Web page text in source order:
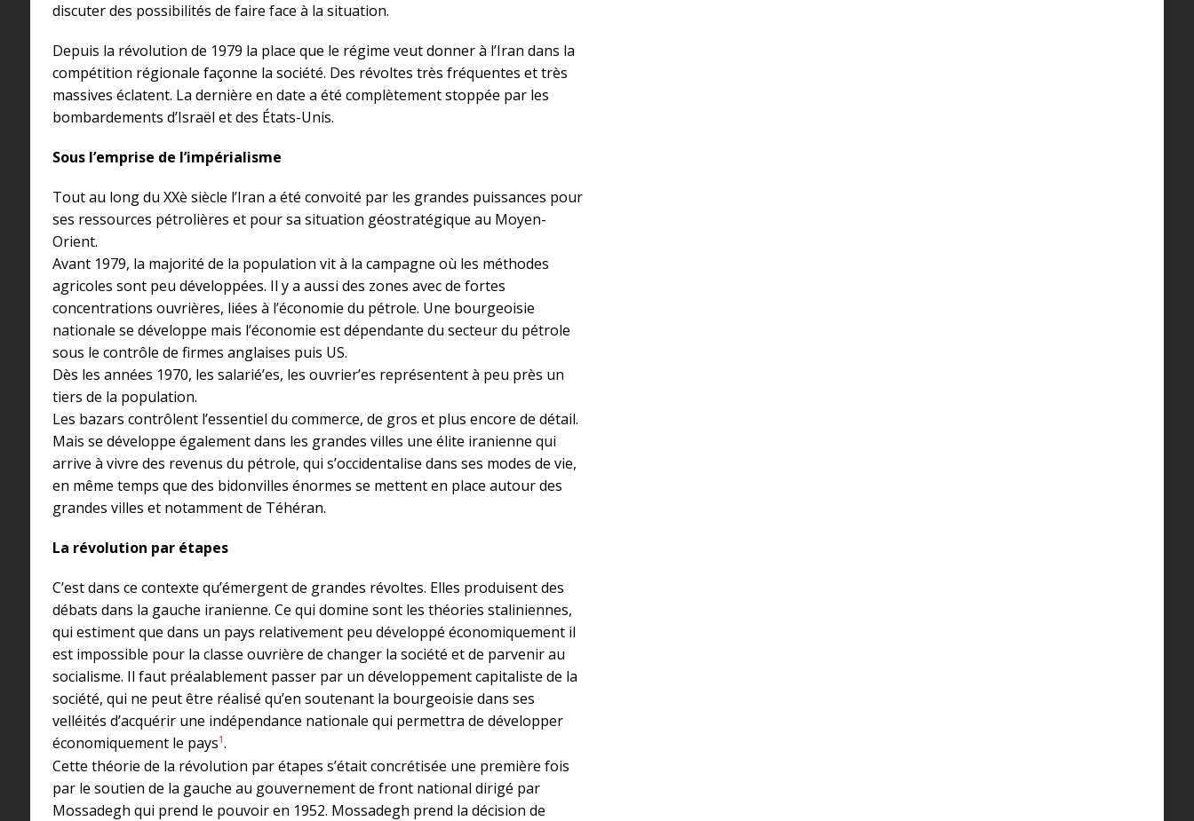
discuter des possibilités de faire face à la situation.
Depuis la révolution de 1979 la place que le régime veut donner à l’Iran dans la
compétition régionale façonne la société. Des révoltes très fréquentes et très
massives éclatent. La dernière en date a été complètement stoppée par les
bombardements d’Israël et des États-Unis.
Sous l’emprise de l’impérialisme
Tout au long du XXè siècle l’Iran a été convoité par les grandes puissances pour
ses ressources pétrolières et pour sa situation géostratégique au Moyen-
Orient.
Avant 1979, la majorité de la population vit à la campagne où les méthodes
agricoles sont peu développées. Il y a aussi des zones avec de fortes
concentrations ouvrières, liées à l’économie du pétrole. Une bourgeoisie
nationale se développe mais l’économie est dépendante du secteur du pétrole
sous le contrôle de firmes anglaises puis US.
Dès les années 1970, les salarié’es, les ouvrier’es représentent à peu près un
tiers de la population.
Les bazars contrôlent l’essentiel du commerce, de gros et plus encore de détail.
Mais se développe également dans les grandes villes une élite iranienne qui
arrive à vivre des revenus du pétrole, qui s’occidentalise dans ses modes de vie,
en même temps que des bidonvilles énormes se mettent en place autour des
grandes villes et notamment de Téhéran.
La révolution par étapes
C’est dans ce contexte qu’émergent de grandes révoltes. Elles produisent des
débats dans la gauche iranienne. Ce qui domine sont les théories staliniennes,
qui estiment que dans un pays relativement peu développé économiquement il
est impossible pour la classe ouvrière de changer la société et de parvenir au
socialisme. Il faut préalablement passer par un développement capitaliste de la
société, qui ne peut être réalisé qu’en soutenant la bourgeoisie dans ses
velléités d’acquérir une indépendance nationale qui permettra de développer
économiquement le pays1.
Cette théorie de la révolution par étapes s’était concrétisée une première fois
par le soutien de la gauche au gouvernement de front national dirigé par
Mossadegh qui prend le pouvoir en 1952. Mossadegh prend la décision de